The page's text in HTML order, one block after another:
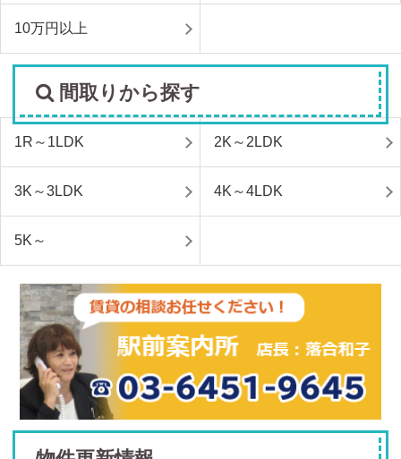
10万円以上
間取りから探す
1R～1LDK 2K～2LDK
3K～3LDK 4K～4LDK
5K～